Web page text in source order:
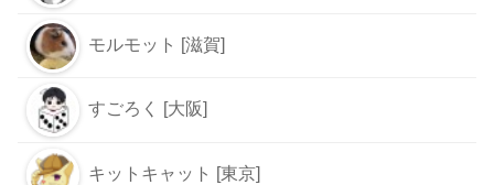
モルモット [滋賀]
すごろく [大阪]
キットキャット [東京]